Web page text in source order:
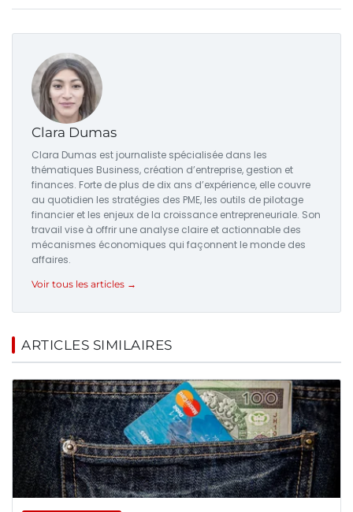
Clara Dumas
Clara Dumas est journaliste spécialisée dans les
thématiques Business, création d’entreprise, gestion et
finances. Forte de plus de dix ans d’expérience, elle couvre
au quotidien les stratégies des PME, les outils de pilotage
financier et les enjeux de la croissance entrepreneuriale. Son
travail vise à offrir une analyse claire et actionnable des
mécanismes économiques qui façonnent le monde des
affaires.
Voir tous les articles →
ARTICLES SIMILAIRES